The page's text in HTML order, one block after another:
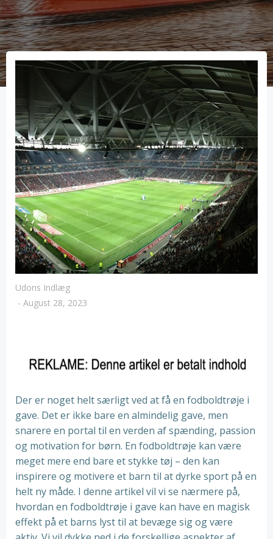
Udons Indlæg
- August 28, 2023
Der er noget helt særligt ved at få en fodboldtrøje i
gave. Det er ikke bare en almindelig gave, men
snarere en portal til en verden af spænding, passion
og motivation for børn. En fodboldtrøje kan være
meget mere end bare et stykke tøj – den kan
inspirere og motivere et barn til at dyrke sport på en
helt ny måde. I denne artikel vil vi se nærmere på,
hvordan en fodboldtrøje i gave kan have en magisk
effekt på et barns lyst til at bevæge sig og være